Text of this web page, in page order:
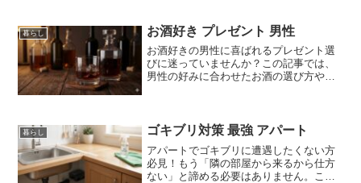
暮らし お酒好き プレゼント 男性
お酒好きの男性に喜ばれるプレゼント選
びに迷っていませんか？この記事では、
男性の好みに合わせたお酒の選び方や、
めのマナーも解説。相手にぴったりのギ
暮らし ゴキブリ対策 最強 アパート
アパートでゴキブリに遭遇したくない方
必見！もう「隣の部屋から来るから仕方
ない」と諦める必要はありません。この